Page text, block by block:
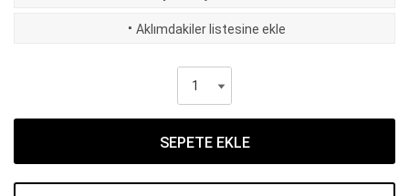
· Aklımdakiler listesine ekle
SEPETE EKLE